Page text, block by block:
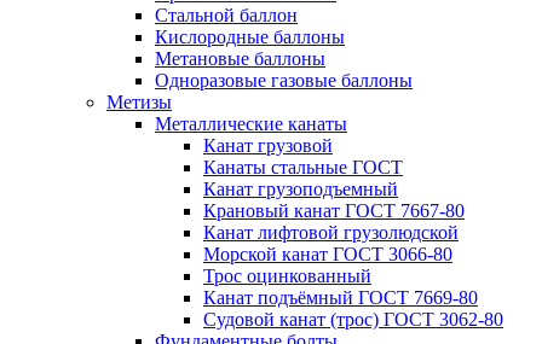
Стальной баллон
Кислородные баллоны
Метановые баллоны
Одноразовые газовые баллоны
Метизы
Металлические канаты
Канат грузовой
Канаты стальные ГОСТ
Канат грузоподъемный
Крановый канат ГОСТ 7667-80
Канат лифтовой грузолюдской
Морской канат ГОСТ 3066-80
Трос оцинкованный
Канат подъёмный ГОСТ 7669-80
Судовой канат (трос) ГОСТ 3062-80